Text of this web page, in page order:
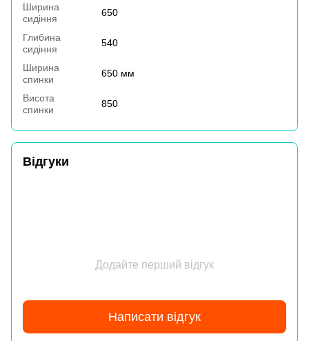
Ширина
сидіння
650
Глибина
сидіння
540
Ширина
спинки
650 мм
Висота
спинки
850
Відгуки
Додайте перший відгук
Написати відгук